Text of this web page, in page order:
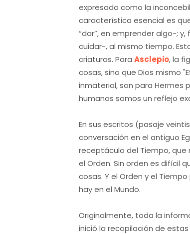
expresado como la
característica esencial es
“dar”, en emprender algo-;
cuidar-, al mismo tiempo.
criaturas. ParaAsclepio, la
cosas, sino que Dios mismo
inmaterial, son para Hermes
humanos somos un reflejo
En sus escritos (pasaje
conversación en el antiguo
receptáculo del Tiempo, que
el Orden. Sin orden es difícil
cosas. Y el Orden y el
hay en el Mundo.
Originalmente, toda la
inició la recopilación de